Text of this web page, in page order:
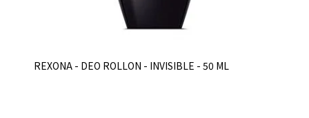
REXONA - DEO ROLLON - INVISIBLE - 50 ML